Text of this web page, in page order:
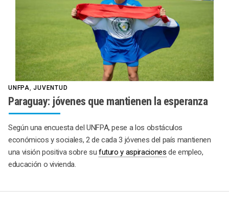
UNFPA,JUVENTUD
Paraguay: jóvenes que mantienen la esperanza
Según una encuesta del UNFPA, pese a los obstáculos
económicos y sociales, 2 de cada 3 jóvenes del país mantienen
una visión positiva sobre su futuro y aspiraciones de empleo,
educación o vivienda.